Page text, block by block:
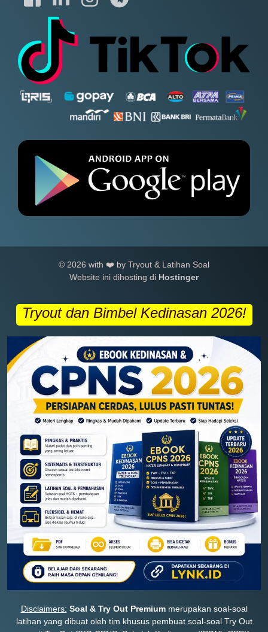
© 2026 with ❤️ by Tryout & Latihan Soal
Website ini dihosting di Hostinger
Tryout dan Bimbel Kedinasan 2026!
Disclaimers: Soal & Try Out Premiummerupakan soal-soal
latihan yang dibuat oleh tim khusus pembuat soal-soal Try Out